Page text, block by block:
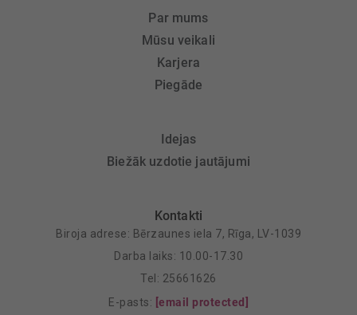
Par mums
Mūsu veikali
Karjera
Piegāde
Idejas
Biežāk uzdotie jautājumi
Kontakti
Biroja adrese: Bērzaunes iela 7, Rīga, LV-1039
Darba laiks: 10.00-17.30
Tel: 25661626
E-pasts: [email protected]